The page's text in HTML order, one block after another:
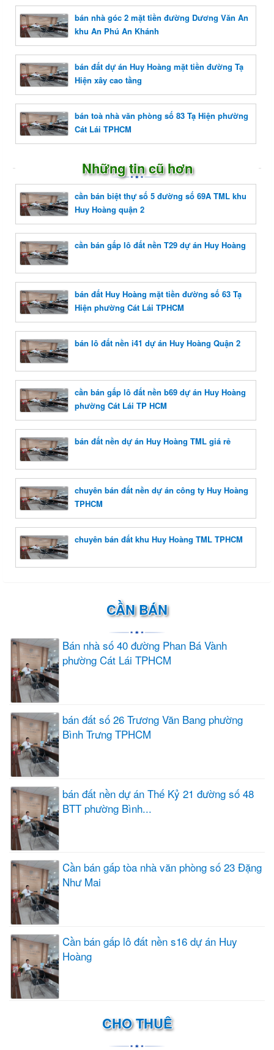
bán nhà góc 2 mặt tiền đường Dương Văn An
khu An Phú An Khánh
bán đất dự án Huy Hoàng mặt tiền đường Tạ
Hiện xây cao tầng
bán toà nhà văn phòng số 83 Tạ Hiện phường
Cát Lái TPHCM
Những tin cũ hơn
cần bán biệt thự số 5 đường số 69A TML khu
Huy Hoàng quận 2
cần bán gấp lô đất nền T29 dự án Huy Hoàng
bán đất Huy Hoàng mặt tiền đường số 63 Tạ
Hiện phường Cát Lái TPHCM
bán lô đất nền i41 dự án Huy Hoàng Quận 2
cần bán gấp lô đất nền b69 dự án Huy Hoàng
phường Cát Lái TP HCM
bán đất nền dự án Huy Hoàng TML giá rẻ
chuyên bán đất nền dự án công ty Huy Hoàng
TPHCM
chuyên bán đất khu Huy Hoàng TML TPHCM
CẦN BÁN
Bán nhà số 40 đường Phan Bá Vành
phường Cát Lái TPHCM
bán đất số 26 Trương Văn Bang phường
Bình Trưng TPHCM
bán đất nền dự án Thế Kỷ 21 đường số 48
BTT phường Bình...
Cần bán gấp tòa nhà văn phòng số 23 Đặng
Như Mai
Cần bán gấp lô đất nền s16 dự án Huy
Hoàng
CHO THUÊ